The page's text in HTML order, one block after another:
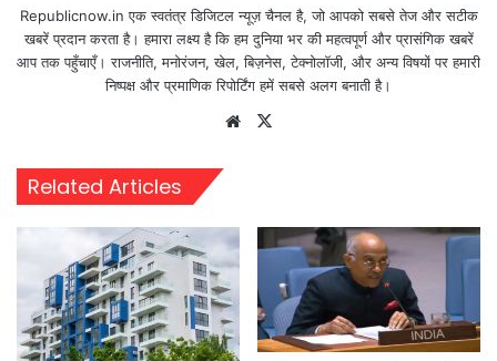
Republicnow.in एक स्वतंत्र डिजिटल न्यूज़ चैनल है, जो आपको सबसे तेज और सटीक
खबरें प्रदान करता है। हमारा लक्ष्य है कि हम दुनिया भर की महत्वपूर्ण और प्रासंगिक खबरें
आप तक पहुँचाएँ। राजनीति, मनोरंजन, खेल, बिज़नेस, टेक्नोलॉजी, और अन्य विषयों पर हमारी
निष्पक्ष और प्रमाणिक रिपोर्टिंग हमें सबसे अलग बनाती है।
Website
Related Articles